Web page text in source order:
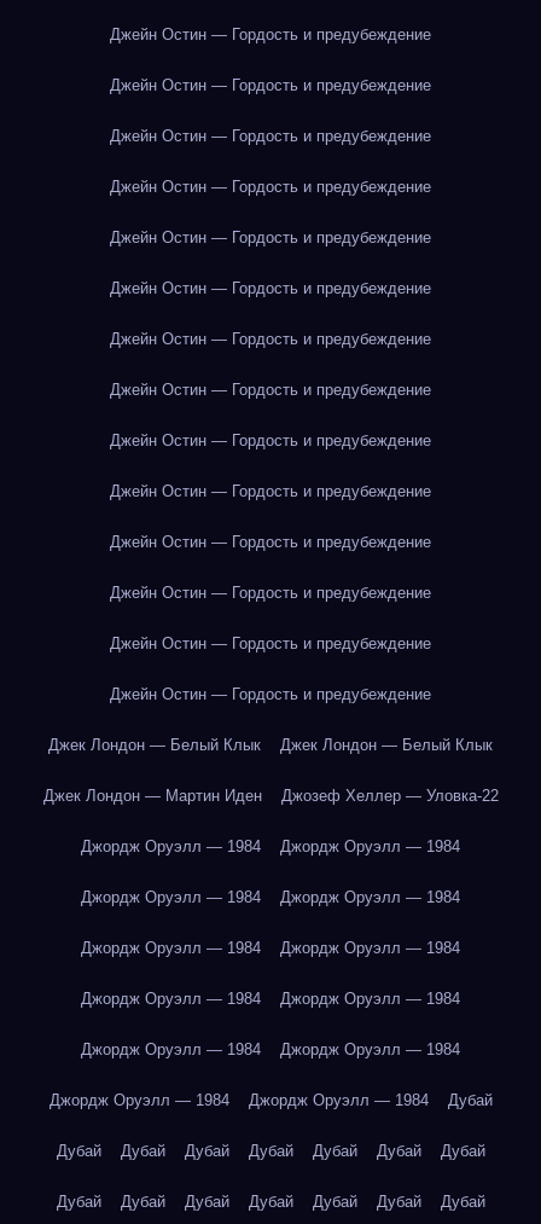
Джейн Остин — Гордость и предубеждение
Джейн Остин — Гордость и предубеждение
Джейн Остин — Гордость и предубеждение
Джейн Остин — Гордость и предубеждение
Джейн Остин — Гордость и предубеждение
Джейн Остин — Гордость и предубеждение
Джейн Остин — Гордость и предубеждение
Джейн Остин — Гордость и предубеждение
Джейн Остин — Гордость и предубеждение
Джейн Остин — Гордость и предубеждение
Джейн Остин — Гордость и предубеждение
Джейн Остин — Гордость и предубеждение
Джейн Остин — Гордость и предубеждение
Джейн Остин — Гордость и предубеждение
Джек Лондон — Белый Клык Джек Лондон — Белый Клык
Джек Лондон — Мартин Иден Джозеф Хеллер — Уловка-22
Джордж Оруэлл — 1984 Джордж Оруэлл — 1984
Джордж Оруэлл — 1984 Джордж Оруэлл — 1984
Джордж Оруэлл — 1984 Джордж Оруэлл — 1984
Джордж Оруэлл — 1984 Джордж Оруэлл — 1984
Джордж Оруэлл — 1984 Джордж Оруэлл — 1984
Джордж Оруэлл — 1984 Джордж Оруэлл — 1984 Дубай
Дубай Дубай Дубай Дубай Дубай Дубай Дубай
Дубай Дубай Дубай Дубай Дубай Дубай Дубай